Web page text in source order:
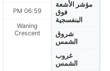
مؤشر الأشعة
فوق
البنفسجية
شروق
الشمس
غروب
الشمس
06:59 PM
Waning
Crescent